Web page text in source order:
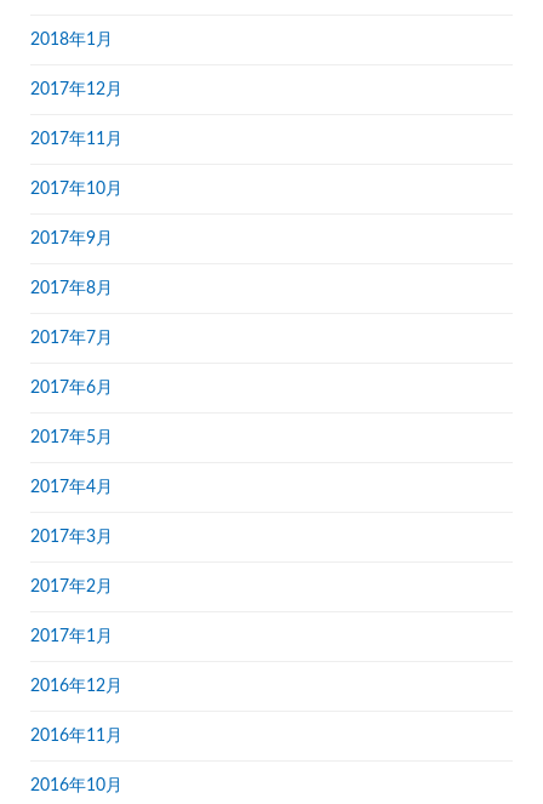
2018年1月
2017年12月
2017年11月
2017年10月
2017年9月
2017年8月
2017年7月
2017年6月
2017年5月
2017年4月
2017年3月
2017年2月
2017年1月
2016年12月
2016年11月
2016年10月